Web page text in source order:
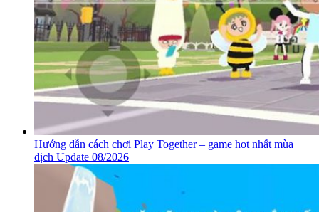
Hướng dẫn cách chơi Play Together – game hot nhất mùa
dịch Update 08/2026